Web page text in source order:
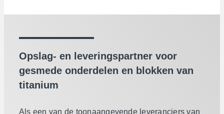
Opslag- en leveringspartner voor
gesmede onderdelen en blokken van
titanium
Als een van de toonaangevende leveranciers van